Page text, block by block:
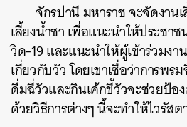
จักรปานี มหาราช จะจัดงาน
เลี้ยงน้ำชา เพื่อแนะนำให้ประชาช
วิด-19 และแนะนำให้ผู้เข้าร่วม
เกี่ยวกับวัว โดยเขาเชื่อว่าการพร
ดื่มฉี่วัวและกินเค้กขี้วัวจะช่วยป้อ
ด้วยวิธีการต่างๆ นี้จะทำให้ไวรัส